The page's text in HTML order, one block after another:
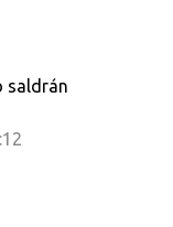
saldrán